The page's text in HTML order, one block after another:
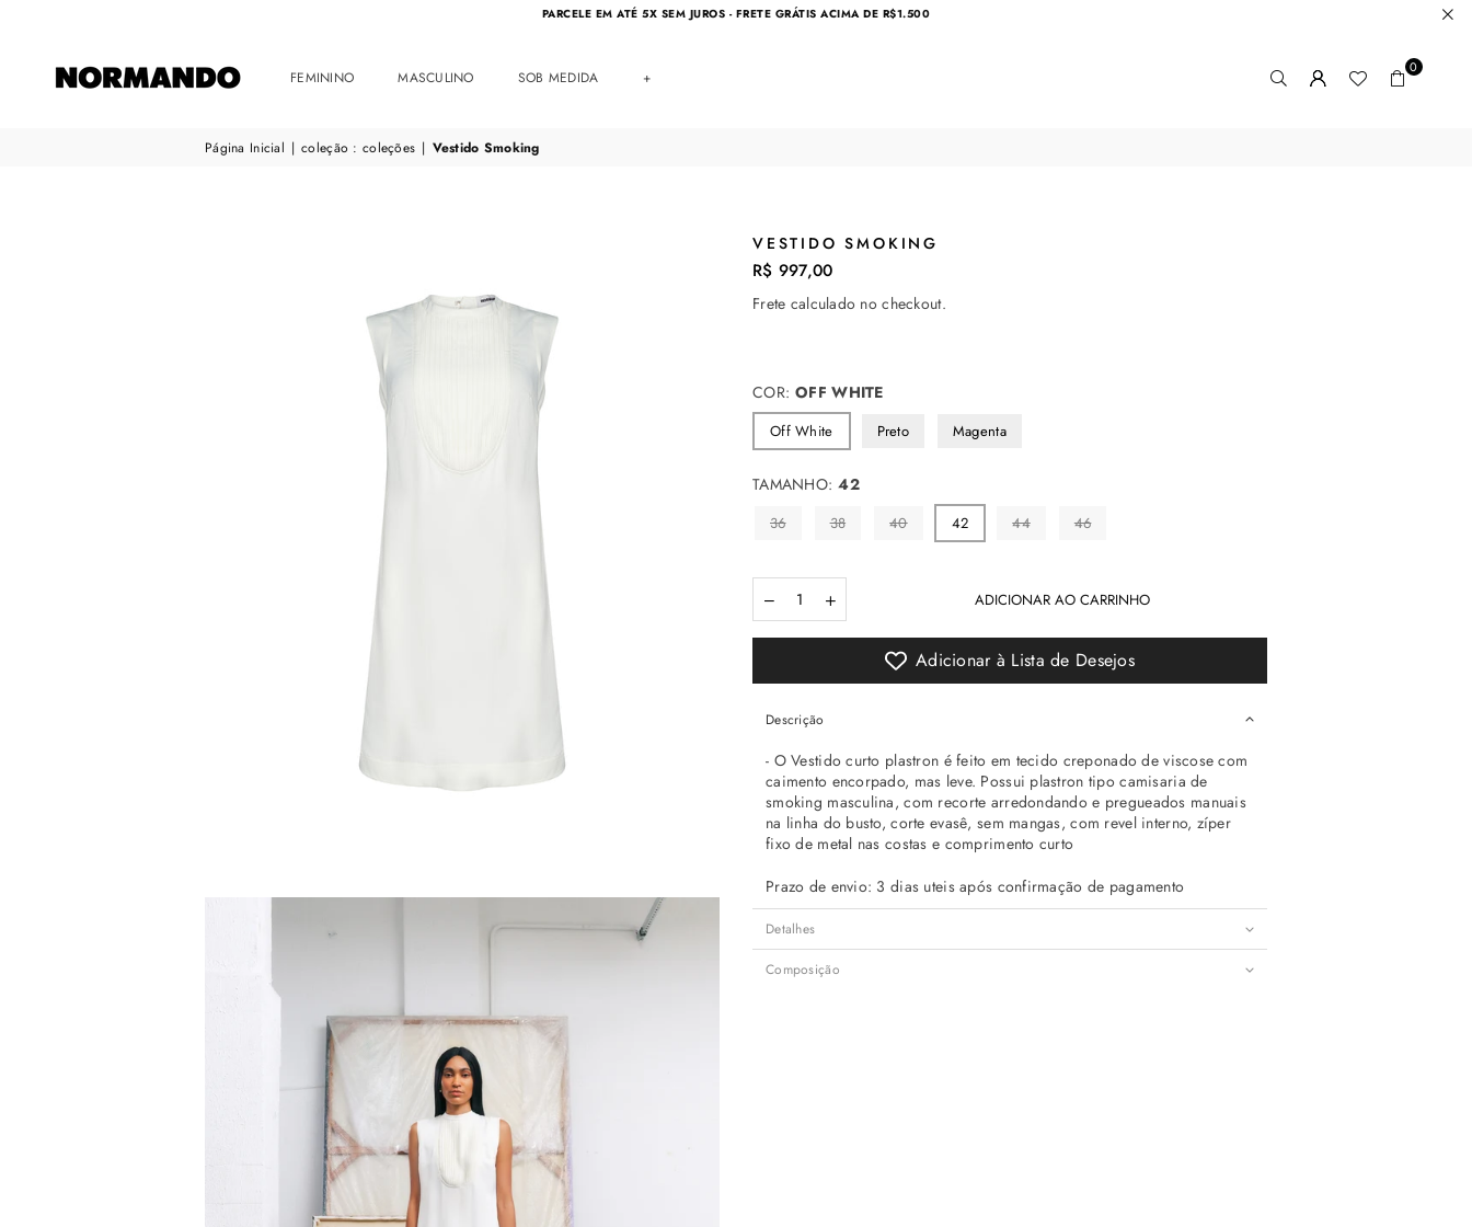
PARCELE EM ATÉ 5X SEM JUROS - FRETE GRÁTIS ACIMA DE R$1.500
NORMANDO
FEMININO MASCULINO SOB MEDIDA +
0
Página Inicial | coleção : coleções | Vestido Smoking
VESTIDO SMOKING
Preço
normal
R$ 997,00
Frete calculado no checkout.
COR: OFF WHITE
Off White Preto Magenta
TAMANHO: 42
36 38 40 42 44 46
ADICIONAR AO CARRINHO
Adicionar à Lista de Desejos
Descrição
- O Vestido curto plastron é feito em tecido creponado de viscose com
caimento encorpado, mas leve. Possui plastron tipo camisaria de
smoking masculina, com recorte arredondando e pregueados manuais
na linha do busto, corte evasê, sem mangas, com revel interno, zíper
fixo de metal nas costas e comprimento curto
Prazo de envio: 3 dias uteis após confirmação de pagamento
Detalhes
Composição